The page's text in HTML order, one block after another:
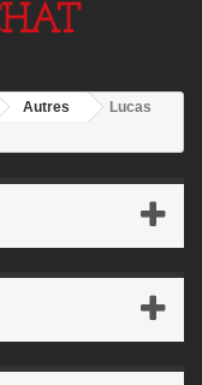
Autres
Lucas